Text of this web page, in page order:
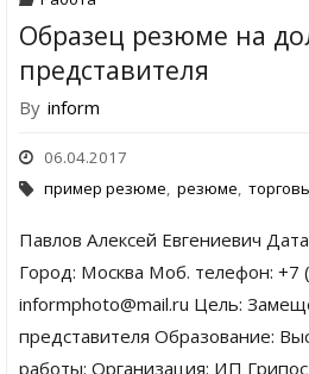
Образец резюме на
представителя
By inform
06.04.2017
пример резюме, резюме,
Павлов Алексей Евгениевич
Город: Москва Моб. телефон: +7
informphoto@mail.ru Цель:
представителя Образование:
работы: Организация: ИП